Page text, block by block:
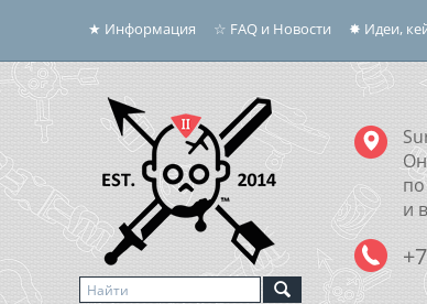
★ Информация ☆ FAQ и Новости ✸ Идеи,
и